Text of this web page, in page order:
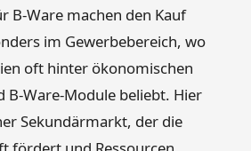
B-Ware machen den Kauf
im Gewerbebereich, wo
oft hinter ökonomischen
B-Ware-Module beliebt. Hier
Sekundärmarkt, der die